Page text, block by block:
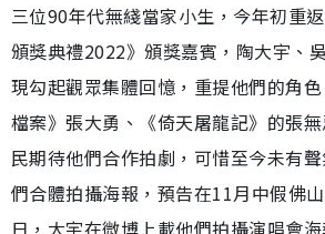
三位90年代無綫當家小生，今年初重
頒獎典禮2022》頒獎嘉賓，陶大宇、
現勾起觀眾集體回憶，重提他們的角
檔案》張大勇、《倚天屠龍記》的張
民期待他們合作拍劇，可惜至今未有
們合體拍攝海報，預告在11月中假佛
日，大宇在微博上載他們拍攝演唱會